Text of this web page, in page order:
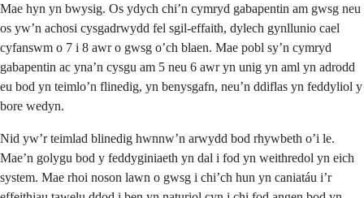
Mae hyn yn bwysig. Os ydych chi’n cymryd gabapentin am gwsg neu
os yw’n achosi cysgadrwydd fel sgil-effaith, dylech gynllunio cael
cyfanswm o 7 i 8 awr o gwsg o’ch blaen. Mae pobl sy’n cymryd
gabapentin ac yna’n cysgu am 5 neu 6 awr yn unig yn aml yn adrodd
eu bod yn teimlo’n flinedig, yn benysgafn, neu’n ddiflas yn feddyliol y
bore wedyn.
Nid yw’r teimlad blinedig hwnnw’n arwydd bod rhywbeth o’i le.
Mae’n golygu bod y feddyginiaeth yn dal i fod yn weithredol yn eich
system. Mae rhoi noson lawn o gwsg i chi’ch hun yn caniatáu i’r